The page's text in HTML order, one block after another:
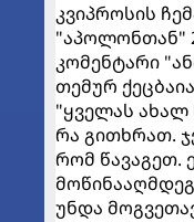
კვიპროსის
"აპოლონთან"
კომენტარი
თემურ
"ყველას ახალ
რა გითხრათ.
რომ წავაგეთ.
უნდა